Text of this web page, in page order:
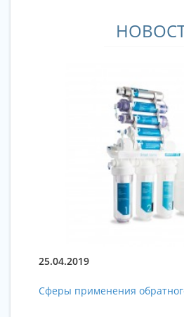
25.04.2019
Сферы применения